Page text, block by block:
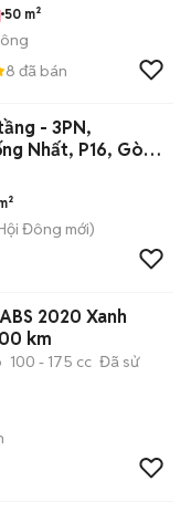
50 m²
8 đã bán
- 3PN,
Nhất, P16, Gò
Đông mới)
2020 Xanh
km
100 - 175 cc Đã sử